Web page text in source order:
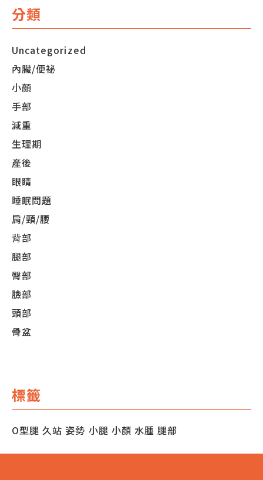
分類
Uncategorized
內臟/便祕
小顏
手部
減重
生理期
產後
眼睛
睡眠問題
肩/頸/腰
背部
腿部
臀部
臉部
頭部
骨盆
標籤
O型腿 久站 姿勢 小腿 小顏 水腫 腿部